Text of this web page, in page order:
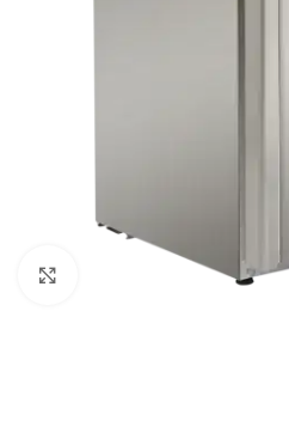
Klick zum Vergrößern